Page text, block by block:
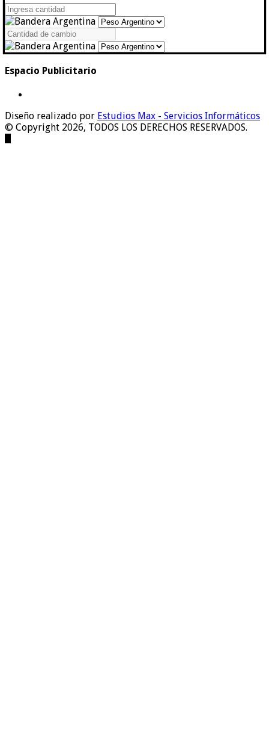
Espacio Publicitario
Diseño realizado por Estudios Max - Servicios Informáticos
© Copyright 2026, TODOS LOS DERECHOS RESERVADOS.